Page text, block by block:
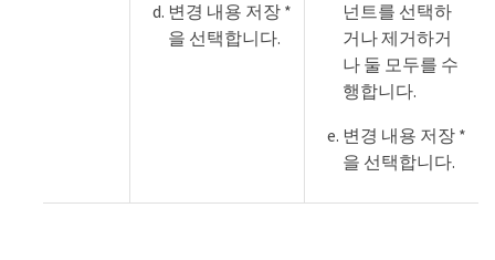
변경 내용 저장 *
을 선택합니다.
넌트를 선택하
거나 제거하거
나 둘 모두를 수
행합니다.
변경 내용 저장 *
을 선택합니다.